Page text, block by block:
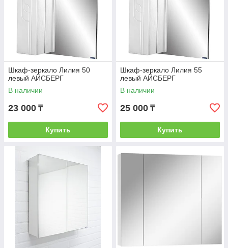
Шкаф-зеркало Лилия 50
левый АЙСБЕРГ
В наличии
23 000 ₸
Купить
Шкаф-зеркало Лилия 55
левый АЙСБЕРГ
В наличии
25 000 ₸
Купить